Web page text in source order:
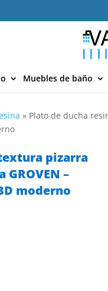
Muebles de baño
» Plato de ducha
pizarra
–
moderno